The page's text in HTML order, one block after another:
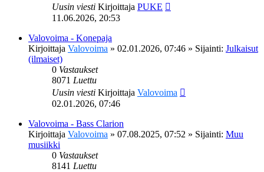
Uusin viesti Kirjoittaja PUKE
11.06.2026, 20:53
Valovoima - Konepaja
Kirjoittaja Valovoima » 02.01.2026, 07:46 » Sijainti: Julkaisut
(ilmaiset)
0 Vastaukset
8071 Luettu
Uusin viesti Kirjoittaja Valovoima
02.01.2026, 07:46
Valovoima - Bass Clarion
Kirjoittaja Valovoima » 07.08.2025, 07:52 » Sijainti: Muu
musiikki
0 Vastaukset
8141 Luettu